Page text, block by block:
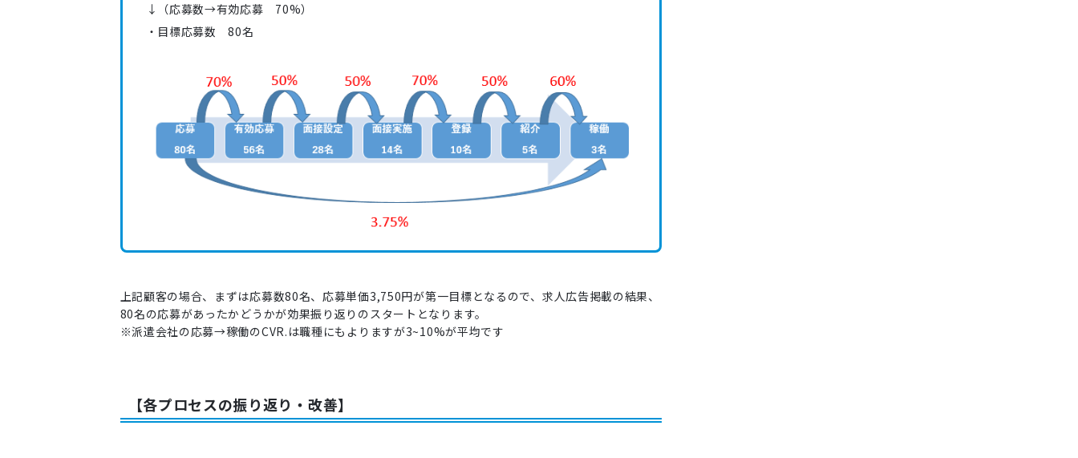
↓（応募数→有効応募 70%）
・目標応募数 80名
上記顧客の場合、まずは応募数80名、応募単価3,750円が第一目標となるので、求人広告掲載の結果、
80名の応募があったかどうかが効果振り返りのスタートとなります。
※派遣会社の応募→稼働のCVR.は職種にもよりますが3~10%が平均です
【各プロセスの振り返り・改善】